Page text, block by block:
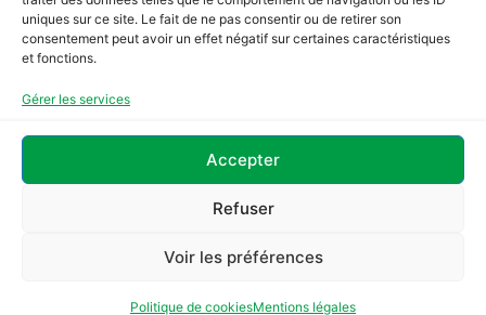
uniques sur ce site. Le fait de ne pas consentir ou de retirer son
consentement peut avoir un effet négatif sur certaines caractéristiques
et fonctions.
Gérer les services
Accepter
Refuser
Voir les préférences
Politique de cookiesMentions légales
Tel. : +33 1 83 62 39 35
Courriel : contact@etai.asso.fr
Mentions légales
Politique de confidentialité